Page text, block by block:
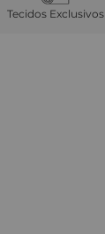
Tecidos Exclusivos